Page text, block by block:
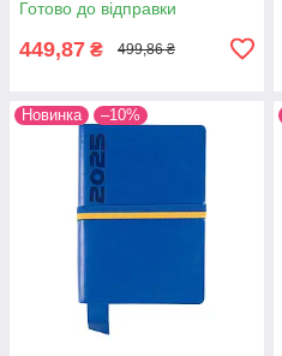
Готово до відправки
449,87 ₴ 499,86 ₴
Новинка –10%